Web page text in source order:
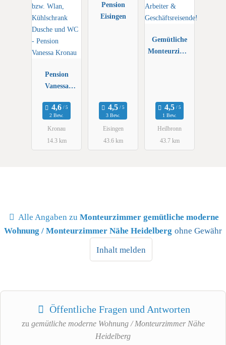
Pension
Vanessa
2 Bew.
Kronau
14.3 km
Pension
Eisingen
3 Bew.
Eisingen
43.6 km
Gemütliche
Monteurzimm
nde!
1 Bew.
Heilbronn
43.7 km
Alle Angaben zu Monteurzimmer gemütliche moderne
Wohnung / Monteurzimmer Nähe Heidelberg ohne Gewähr
Inhalt melden
Öffentliche Fragen und Antworten
zu gemütliche moderne Wohnung / Monteurzimmer Nähe
Heidelberg